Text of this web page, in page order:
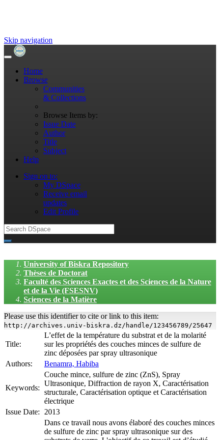
Skip navigation
Home
Browse
Communities
& Collections
Browse Items by:
Issue Date
Author
Title
Subject
Help
Sign on to:
My DSpace
Receive email
updates
Edit Profile
University of Biskra Repository
Thèses de Doctorat
Faculté des Sciences Exactes et des Sciences de la Nature
et de la Vie (FSESNV)
Sciences de la Matière
Please use this identifier to cite or link to this item:
http://archives.univ-biskra.dz/handle/123456789/25647
Title:
L’effet de la température du substrat et de la molarité
sur les propriétés des couches minces de sulfure de
zinc déposées par spray ultrasonique
Authors:
Benamra, Habiba
Keywords:
Couche mince, sulfure de zinc (ZnS), Spray
Ultrasonique, Diffraction de rayon X, Caractérisation
structurale, Caractérisation optique et Caractérisation
électrique
Issue Date:
2013
Dans ce travail nous avons élaboré des couches minces
de sulfure de zinc par spray ultrasonique sur des